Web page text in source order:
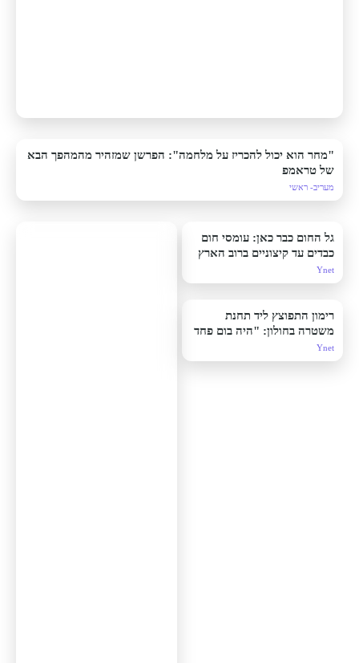
"מחר הוא יכול להכריז על מלחמה": הפרשן שמזהיר מהמהפך הבא
של טראמפ
מעריב- ראשי
גל החום כבר כאן: עומסי חום
כבדים עד קיצוניים ברוב הארץ
Ynet
רימון התפוצץ ליד תחנת
משטרה בחולון: "היה בום פחד
אלוהים, כל מערכת כיבוי האש
עבדה״
Ynet